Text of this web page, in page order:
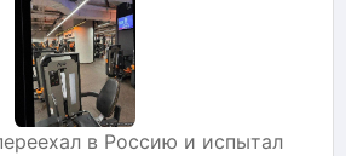
в Россию и испытал